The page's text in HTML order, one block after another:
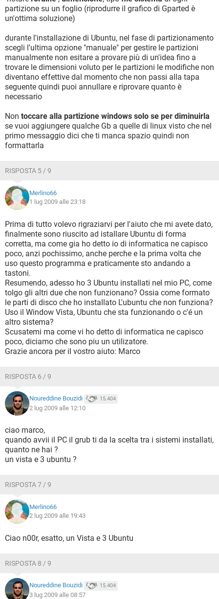
partizione su un foglio (riprodurre il grafico di Gparted è
un'ottima soluzione)
durante l'installazione di Ubuntu, nel fase di partizionamento
scegli l'ultima opzione "manuale" per gestire le partizioni
manualmente non esitare a provare più di un'idea fino a
trovare le dimensioni voluto per le partizioni le modifiche non
diventano effettive dal momento che non passi alla tapa
seguente quindi puoi annullare e riprovare quanto è
necessario
Non toccare alla partizione windows solo se per diminuirla
se vuoi aggiungere qualche Gb a quelle di linux visto che nel
primo messaggio dici che ti manca spazio quindi non
formattarla
RISPOSTA 5 / 9
Merlino66
1 lug 2009 alle 23:18
Prima di tutto volevo rigraziarvi per l'aiuto che mi avete dato,
finalmente sono riuscito ad istallare Ubuntu di forma
corretta, ma come gia ho detto io di informatica ne capisco
poco, anzi pochissimo, anche perche e la prima volta che
uso questo programma e praticamente sto andando a
tastoni.
Resumendo, adesso ho 3 Ubuntu installati nel mio PC, come
tolgo gli altri due che non funzionano? Ossia come formato
le parti di disco che ho installato L'ubuntu che non funziona?
Uso il Window Vista, Ubuntu che sta funzionando o c'é un
altro sistema?
Scusatemi ma come vi ho detto di informatica ne capisco
poco, diciamo che sono piu un utilizatore.
Grazie ancora per il vostro aiuto: Marco
RISPOSTA 6 / 9
Noureddine Bouzidi 15.404
2 lug 2009 alle 12:10
ciao marco,
quando avvii il PC il grub ti da la scelta tra i sistemi installati,
quanto ne hai ?
un vista e 3 ubuntu ?
RISPOSTA 7 / 9
Merlino66
2 lug 2009 alle 19:43
Ciao n00r, esatto, un Vista e 3 Ubuntu
RISPOSTA 8 / 9
Noureddine Bouzidi 15.404
3 lug 2009 alle 08:57